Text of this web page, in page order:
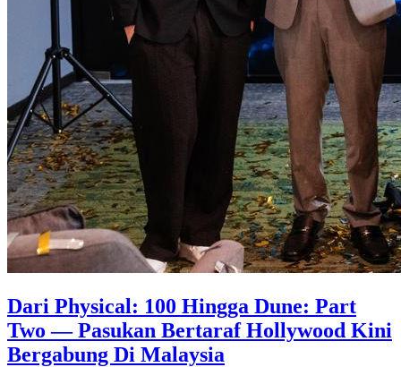
Dari Physical: 100 Hingga Dune: Part
Two — Pasukan Bertaraf Hollywood Kini
Bergabung Di Malaysia